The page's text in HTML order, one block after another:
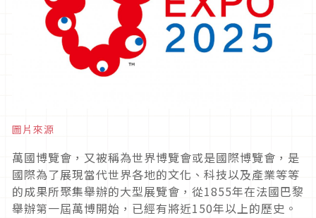
圖片來源
萬國博覽會，又被稱為世界博覽會或是國際博覽會，是
國際為了展現當代世界各地的文化、科技以及產業等等
的成果所聚集舉辦的大型展覽會，從1855年在法國巴黎
舉辦第一屆萬博開始，已經有將近150年以上的歷史。